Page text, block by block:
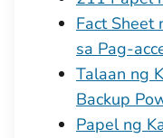
Fact Sheet
sa Pag-
Talaan ng
Backup
Papel ng